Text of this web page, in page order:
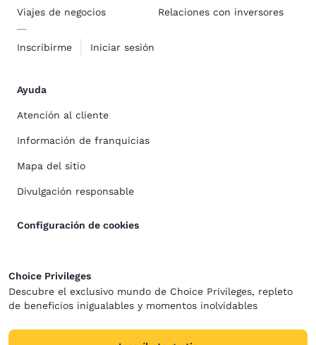
Viajes de negocios
Inscribirme Iniciar sesión
Relaciones con inversores
Ayuda
Atención al cliente
Información de franquicias
Mapa del sitio
Divulgación responsable
Configuración de cookies
Choice Privileges
Descubre el exclusivo mundo de Choice Privileges, repleto
de beneficios inigualables y momentos inolvidables